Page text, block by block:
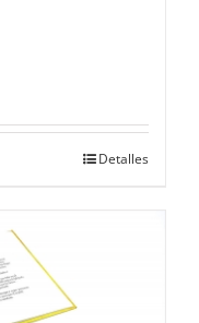
Detalles